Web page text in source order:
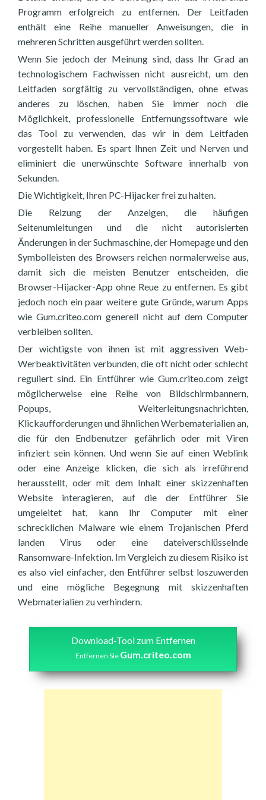
Programm erfolgreich zu entfernen. Der Leitfaden
enthält eine Reihe manueller Anweisungen, die in
mehreren Schritten ausgeführt werden sollten.
Wenn Sie jedoch der Meinung sind, dass Ihr Grad an
technologischem Fachwissen nicht ausreicht, um den
Leitfaden sorgfältig zu vervollständigen, ohne etwas
anderes zu löschen, haben Sie immer noch die
Möglichkeit, professionelle Entfernungssoftware wie
das Tool zu verwenden, das wir in dem Leitfaden
vorgestellt haben. Es spart Ihnen Zeit und Nerven und
eliminiert die unerwünschte Software innerhalb von
Sekunden.
Die Wichtigkeit, Ihren PC-Hijacker frei zu halten.
Die Reizung der Anzeigen, die häufigen
Seitenumleitungen und die nicht autorisierten
Änderungen in der Suchmaschine, der Homepage und den
Symbolleisten des Browsers reichen normalerweise aus,
damit sich die meisten Benutzer entscheiden, die
Browser-Hijacker-App ohne Reue zu entfernen. Es gibt
jedoch noch ein paar weitere gute Gründe, warum Apps
wie Gum.criteo.com generell nicht auf dem Computer
verbleiben sollten.
Der wichtigste von ihnen ist mit aggressiven Web-
Werbeaktivitäten verbunden, die oft nicht oder schlecht
reguliert sind. Ein Entführer wie Gum.criteo.com zeigt
möglicherweise eine Reihe von Bildschirmbannern,
Popups, Weiterleitungsnachrichten,
Klickaufforderungen und ähnlichen Werbematerialien an,
die für den Endbenutzer gefährlich oder mit Viren
infiziert sein können. Und wenn Sie auf einen Weblink
oder eine Anzeige klicken, die sich als irreführend
herausstellt, oder mit dem Inhalt einer skizzenhaften
Website interagieren, auf die der Entführer Sie
umgeleitet hat, kann Ihr Computer mit einer
schrecklichen Malware wie einem Trojanischen Pferd
landen Virus oder eine dateiverschlüsselnde
Ransomware-Infektion. Im Vergleich zu diesem Risiko ist
es also viel einfacher, den Entführer selbst loszuwerden
und eine mögliche Begegnung mit skizzenhaften
Webmaterialien zu verhindern.
Download-Tool zum Entfernen
Entfernen Sie Gum.criteo.com